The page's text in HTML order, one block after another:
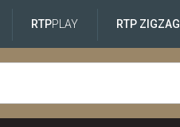
RTPPLAY RTP ZIGZAG